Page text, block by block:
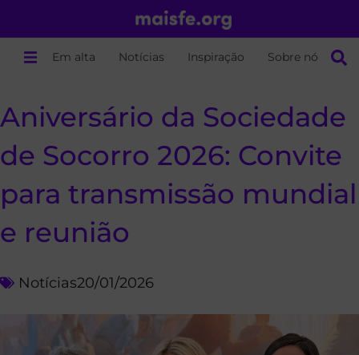
Em alta Notícias Inspiração Sobre nós
Aniversário da Sociedade
de Socorro 2026: Convite
para transmissão mundial
e reunião
Notícias20/01/2026